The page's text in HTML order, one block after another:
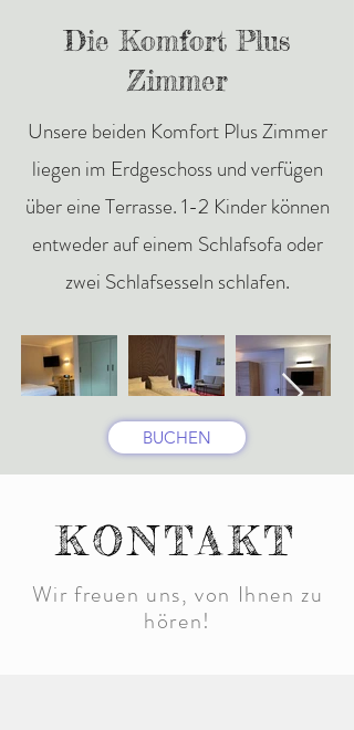
Die Komfort Plus
Zimmer
Unsere beiden Komfort Plus Zimmer
liegen im Erdgeschoss und verfügen
über eine Terrasse. 1-2 Kinder können
entweder auf einem Schlafsofa oder
zwei Schlafsesseln schlafen.
BUCHEN
KONTAKT
Wir freuen uns, von Ihnen zu
hören!